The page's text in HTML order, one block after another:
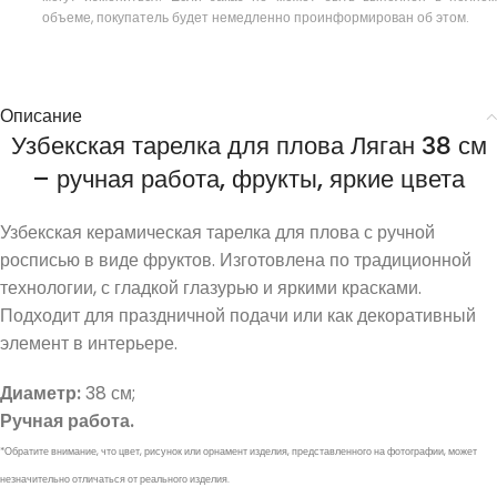
объеме, покупатель будет немедленно проинформирован об этом.
Описание
Узбекская тарелка для плова Ляган 38 см
– ручная работа, фрукты, яркие цвета
Узбекская керамическая тарелка для плова с ручной
росписью в виде фруктов. Изготовлена по традиционной
технологии, с гладкой глазурью и яркими красками.
Подходит для праздничной подачи или как декоративный
элемент в интерьере.
Диаметр:38 см;
Ручная работа.
*Обратите внимание, что цвет, рисунок или орнамент изделия, представленного на фотографии, может
незначительно отличаться от реального изделия.